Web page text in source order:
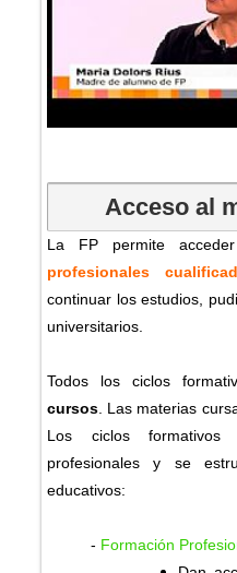
Acceso al
La FP permite
profesionales
continuar los estudios,
universitarios.
Todos los ciclos
cursos . Las materias
Los ciclos
profesionales y se
educativos:
- Formación